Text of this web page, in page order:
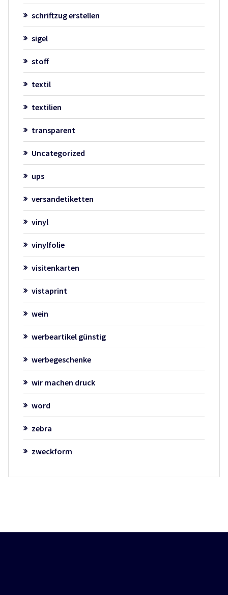
schriftzug erstellen
sigel
stoff
textil
textilien
transparent
Uncategorized
ups
versandetiketten
vinyl
vinylfolie
visitenkarten
vistaprint
wein
werbeartikel günstig
werbegeschenke
wir machen druck
word
zebra
zweckform